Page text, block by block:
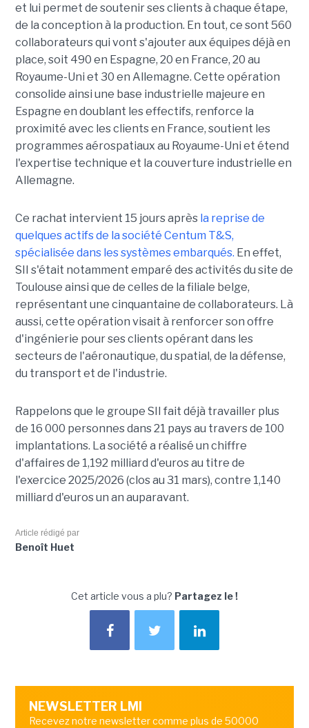
et lui permet de soutenir ses clients à chaque étape,
de la conception à la production. En tout, ce sont 560
collaborateurs qui vont s'ajouter aux équipes déjà en
place, soit 490 en Espagne, 20 en France, 20 au
Royaume-Uni et 30 en Allemagne. Cette opération
consolide ainsi une base industrielle majeure en
Espagne en doublant les effectifs, renforce la
proximité avec les clients en France, soutient les
programmes aérospatiaux au Royaume-Uni et étend
l'expertise technique et la couverture industrielle en
Allemagne.
Ce rachat intervient 15 jours après la reprise de
quelques actifs de la société Centum T&S,
spécialisée dans les systèmes embarqués. En effet,
SII s'était notamment emparé des activités du site de
Toulouse ainsi que de celles de la filiale belge,
représentant une cinquantaine de collaborateurs. Là
aussi, cette opération visait à renforcer son offre
d'ingénierie pour ses clients opérant dans les
secteurs de l'aéronautique, du spatial, de la défense,
du transport et de l'industrie.
Rappelons que le groupe SII fait déjà travailler plus
de 16 000 personnes dans 21 pays au travers de 100
implantations. La société a réalisé un chiffre
d'affaires de 1,192 milliard d'euros au titre de
l'exercice 2025/2026 (clos au 31 mars), contre 1,140
milliard d'euros un an auparavant.
Article rédigé par
Benoît Huet
Cet article vous a plu? Partagez le !
NEWSLETTER LMI
Recevez notre newsletter comme plus de 50000